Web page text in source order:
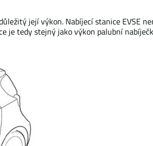
její výkon. Nabíjecí stanice EVSE
je tedy stejný jako výkon palubní